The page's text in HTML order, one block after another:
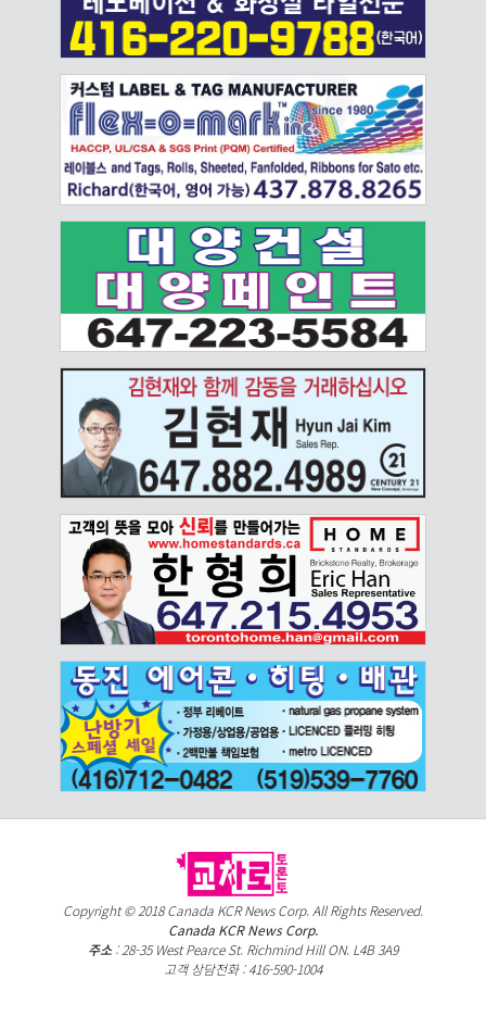
Copyright © 2018 Canada KCR News Corp. All Rights Reserved.
Canada KCR News Corp.
주소 : 28-35 West Pearce St. Richmind Hill ON. L4B 3A9
고객 상담전화 : 416-590-1004